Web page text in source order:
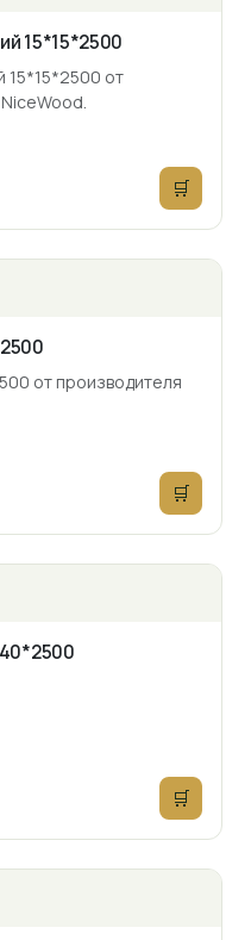
15*15*2500
15*15*2500 от
🛒
от производителя
🛒
🛒